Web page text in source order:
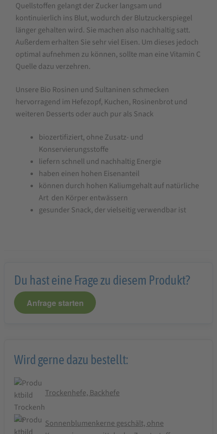
Quellstoffen gelangt der Zucker langsam und
kontinuierlich ins Blut, wodurch der Blutzuckerspiegel
länger gehalten wird. Sie machen also nachhaltig satt.
Außerdem erhalten Sie sehr viel Eisen. Um dieses jedoch
optimal aufnehmen zu können, sollte man eine Vitamin C
Quelle dazu verzehren.
Unsere Bio Rosinen und Sultaninen schmecken
hervorragend im Hefezopf, Kuchen, Rosinenbrot und
weiteren Desserts oder auch pur als Snack
biozertifiziert, ohne Zusatz- und
Konservierungsstoffe
liefern schnell und nachhaltig Energie
haben einen hohen Eisenanteil
können durch hohen Kaliumgehalt auf natürliche
Art den Körper entwässern
gesunder Snack, der vielseitig verwendbar ist
Du hast eine Frage zu diesem Produkt?
Anfrage starten
Wird gerne dazu bestellt:
Trockenhefe, Backhefe
Sonnenblumenkerne geschält, ohne